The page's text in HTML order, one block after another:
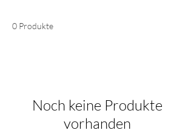
0 Produkte
Noch keine Produkte
vorhanden